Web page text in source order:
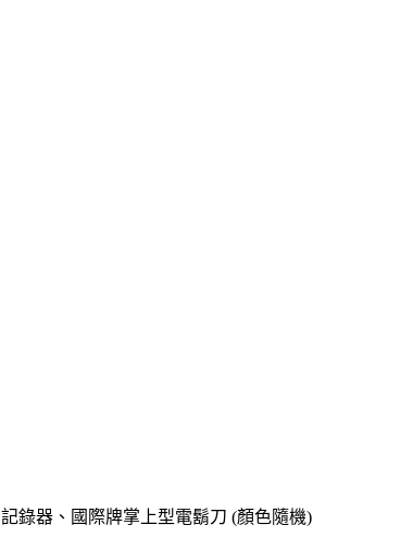
錄器、國際牌掌上型電鬍刀 (顏色隨機)